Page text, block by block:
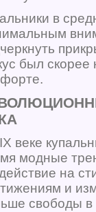
в
был скорее
веке
модные
на
и
свободы в